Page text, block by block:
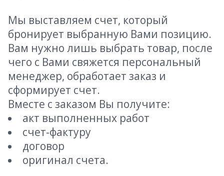
Мы выставляем счет, который
бронирует выбранную Вами позицию.
Вам нужно лишь выбрать товар, после
чего с Вами свяжется персональный
менеджер, обработает заказ и
сформирует счет.
Вместе с заказом Вы получите:
акт выполненных работ
счет-фактуру
договор
оригинал счета.